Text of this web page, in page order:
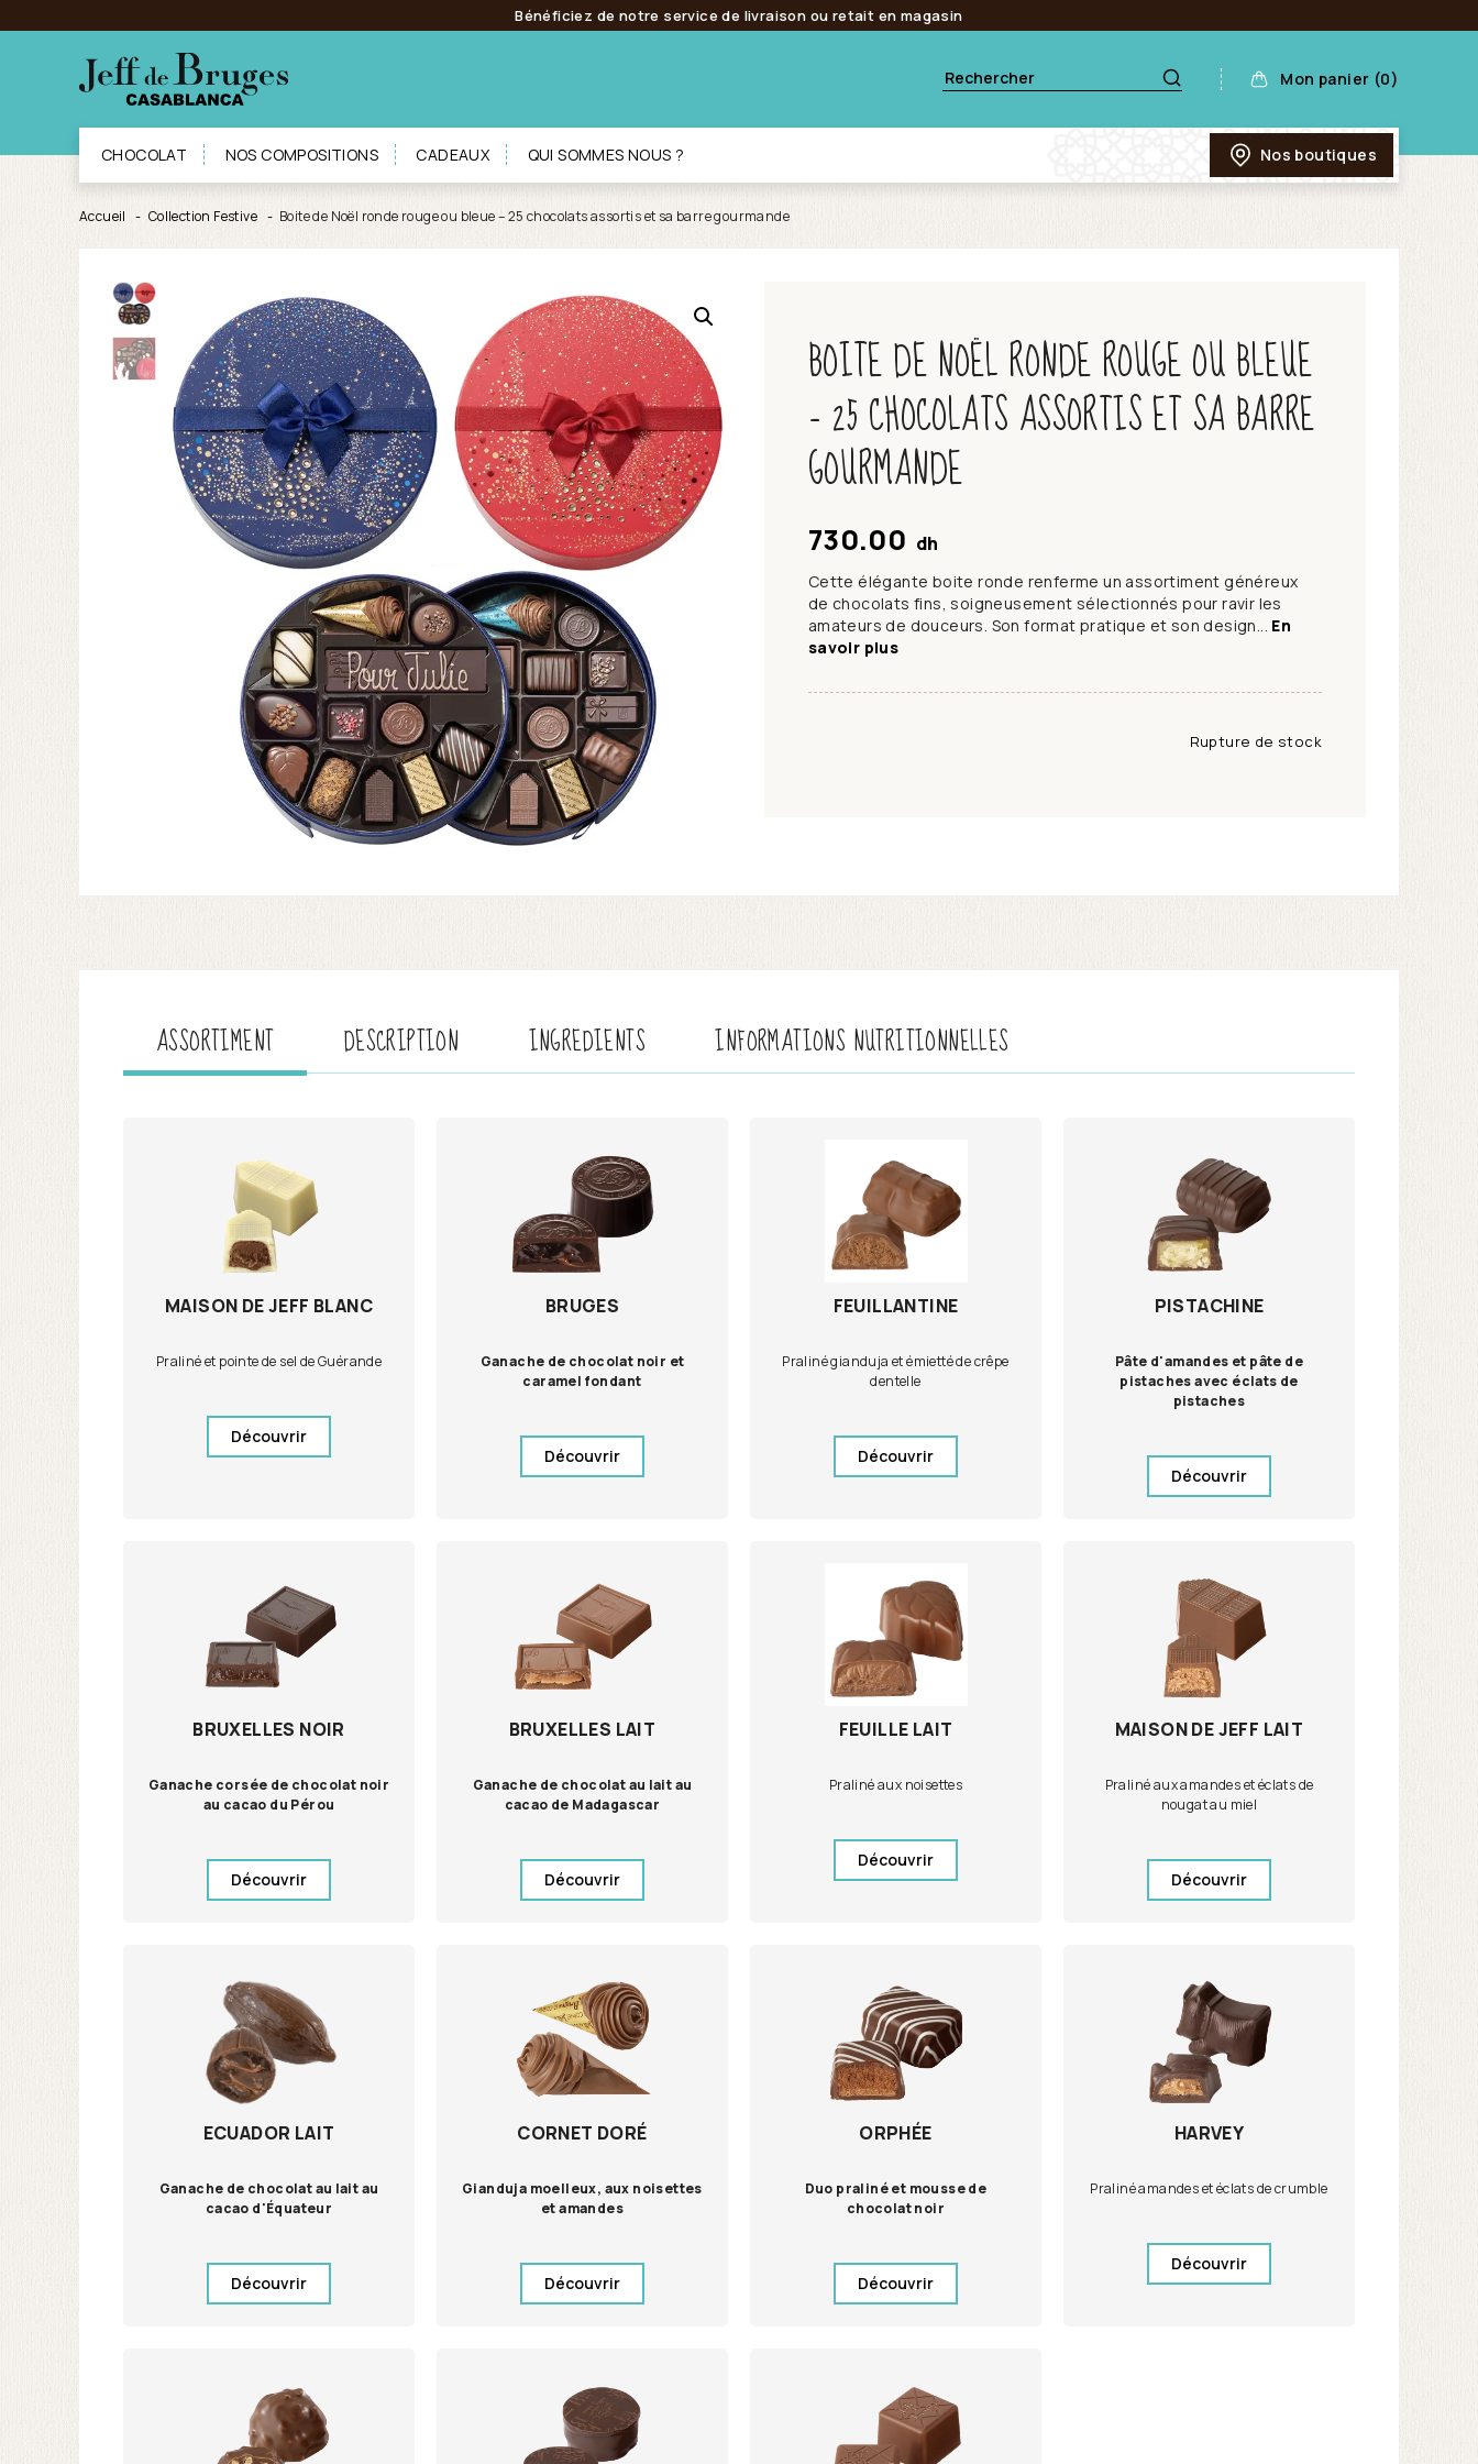
Bénéficiez de notre service de livraison ou retait en magasin
Mon panier (0)
CHOCOLAT NOS COMPOSITIONS CADEAUX QUI SOMMES NOUS ? Nos boutiques
Accueil Collection Festive Boite de Noël ronde rouge ou bleue – 25 chocolats assortis et sa barre gourmande
BOITE DE NOËL RONDE ROUGE OU BLEUE
– 25 CHOCOLATS ASSORTIS ET SA BARRE
GOURMANDE
730.00 dh
Cette élégante boite ronde renferme un assortiment généreux
de chocolats fins, soigneusement sélectionnés pour ravir les
amateurs de douceurs. Son format pratique et son design... En
savoir plus
Rupture de stock
ASSORTIMENT DESCRIPTION INGREDIENTS INFORMATIONS NUTRITIONNELLES
MAISON DE JEFF BLANC
Praliné et pointe de sel de Guérande
Découvrir
BRUGES
Ganache de chocolat noir et
caramel fondant
Découvrir
FEUILLANTINE
Praliné gianduja et émietté de crêpe
dentelle
Découvrir
PISTACHINE
Pâte d'amandes et pâte de
pistaches avec éclats de
pistaches
Découvrir
BRUXELLES NOIR
Ganache corsée de chocolat noir
au cacao du Pérou
Découvrir
BRUXELLES LAIT
Ganache de chocolat au lait au
cacao de Madagascar
Découvrir
FEUILLE LAIT
Praliné aux noisettes
Découvrir
MAISON DE JEFF LAIT
Praliné aux amandes et éclats de
nougat au miel
Découvrir
ECUADOR LAIT
Ganache de chocolat au lait au
cacao d'Équateur
Découvrir
CORNET DORÉ
Gianduja moelleux, aux noisettes
et amandes
Découvrir
ORPHÉE
Duo praliné et mousse de
chocolat noir
Découvrir
HARVEY
Praliné amandes et éclats de crumble
Découvrir